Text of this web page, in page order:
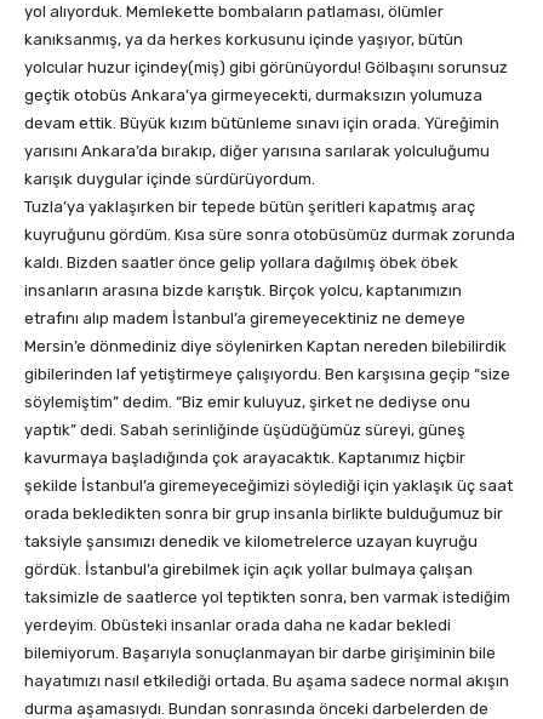
yol alıyorduk. Memlekette bombaların patlaması, ölümler
kanıksanmış, ya da herkes korkusunu içinde yaşıyor, bütün
yolcular huzur içindey(miş) gibi görünüyordu! Gölbaşını sorunsuz
geçtik otobüs Ankara’ya girmeyecekti, durmaksızın yolumuza
devam ettik. Büyük kızım bütünleme sınavı için orada. Yüreğimin
yarısını Ankara’da bırakıp, diğer yarısına sarılarak yolculuğumu
karışık duygular içinde sürdürüyordum.
Tuzla’ya yaklaşırken bir tepede bütün şeritleri kapatmış araç
kuyruğunu gördüm. Kısa süre sonra otobüsümüz durmak zorunda
kaldı. Bizden saatler önce gelip yollara dağılmış öbek öbek
insanların arasına bizde karıştık. Birçok yolcu, kaptanımızın
etrafını alıp madem İstanbul’a giremeyecektiniz ne demeye
Mersin’e dönmediniz diye söylenirken Kaptan nereden bilebilirdik
gibilerinden laf yetiştirmeye çalışıyordu. Ben karşısına geçip “size
söylemiştim” dedim. “Biz emir kuluyuz, şirket ne dediyse onu
yaptık” dedi. Sabah serinliğinde üşüdüğümüz süreyi, güneş
kavurmaya başladığında çok arayacaktık. Kaptanımız hiçbir
şekilde İstanbul’a giremeyeceğimizi söylediği için yaklaşık üç saat
orada bekledikten sonra bir grup insanla birlikte bulduğumuz bir
taksiyle şansımızı denedik ve kilometrelerce uzayan kuyruğu
gördük. İstanbul’a girebilmek için açık yollar bulmaya çalışan
taksimizle de saatlerce yol teptikten sonra, ben varmak istediğim
yerdeyim. Obüsteki insanlar orada daha ne kadar bekledi
bilemiyorum. Başarıyla sonuçlanmayan bir darbe girişiminin bile
hayatımızı nasıl etkilediği ortada. Bu aşama sadece normal akışın
durma aşamasıydı. Bundan sonrasında önceki darbelerden de